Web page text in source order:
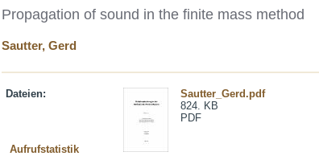
Propagation of sound in the finite mass method
Sautter, Gerd
Dateien:
Sautter_Gerd.pdf
824. KB
PDF
Aufrufstatistik